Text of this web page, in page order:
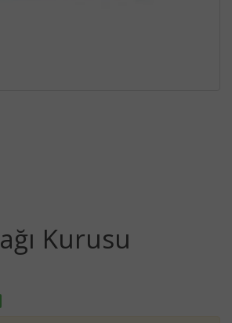
Kurusu